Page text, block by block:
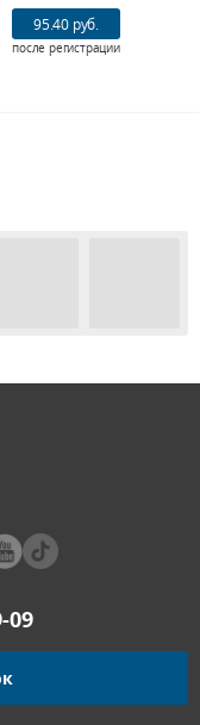
95.40 руб.
после регистрации
09